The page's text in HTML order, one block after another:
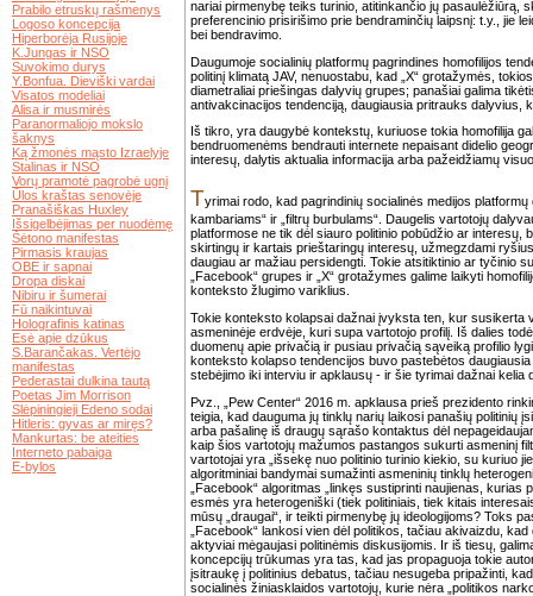
Prabilo etruskų rašmenys
Logoso koncepcija
Hiperborėja Rusijoje
K.Jungas ir NSO
Suvokimo durys
Y.Bonfua. Dieviški vardai
Visatos modeliai
Alisa ir musmirės
Paranormaliojo mokslo
šaknys
Ką žmonės mąsto Izraelyje
Stalinas ir NSO
Vorų pramotė pagrobė ugnį
Ūlos kraštas senovėje
Pranašiškas Huxley
Išsigelbėjimas per nuodėmę
Šėtono manifestas
Pirmasis kraujas
OBE ir sapnai
Dropa diskai
Nibiru ir šumerai
Fū naikintuvai
Holografinis katinas
Esė apie dzūkus
S.Barančakas. Vertėjo
manifestas
Pederastai dulkina tautą
Poetas Jim Morrison
Slėpiningieji Edeno sodai
Hitleris: gyvas ar miręs?
Mankurtas: be ateities
Interneto pabaiga
E-bylos
nariai pirmenybę teiks turinio, atitinkančio jų pasaulėžiūrą,
preferencinio prisirišimo prie bendraminčių laipsnį: t.y., jie
bei bendravimo.
Daugumoje socialinių platformų pagrindines homofilijos
politinį klimatą JAV, nenuostabu, kad „X“ grotažymės,
diametraliai priešingas dalyvių grupes; panašiai galima
antivakcinacijos tendenciją, daugiausia pritrauks dalyvius,
Iš tikro, yra daugybė kontekstų, kuriuose tokia homofilija
bendruomenėms bendrauti internete nepaisant didelio
interesų, dalytis aktualia informacija arba pažeidžiamų
Tyrimai rodo, kad pagrindinių socialinės medijos
kambariams“ ir „filtrų burbulams“. Daugelis vartotojų
platformose ne tik dėl siauro politinio pobūdžio ar interesų,
skirtingų ir kartais prieštaringų interesų, užmegzdami
daugiau ar mažiau persidengti. Tokie atsitiktinio ar tyčinio
„Facebook“ grupes ir „X“ grotažymes galime laikyti
konteksto žlugimo variklius.
Tokie konteksto kolapsai dažnai įvyksta ten, kur susikerta
asmeninėje erdvėje, kuri supa vartotojo profilį. Iš dalies
duomenų apie privačią ir pusiau privačią sąveiką profilio
konteksto kolapso tendencijos buvo pastebėtos
stebėjimo iki interviu ir apklausų - ir šie tyrimai dažnai kelia
Pvz., „Pew Center“ 2016 m. apklausa prieš prezidento
teigia, kad dauguma jų tinklų narių laikosi panašių politinių
arba pašalinę iš draugų sąrašo kontaktus dėl
kaip šios vartotojų mažumos pastangos sukurti asmeninį
vartotojai yra „išsekę nuo politinio turinio kiekio, su kuriuo
algoritminiai bandymai sumažinti asmeninių tinklų
„Facebook“ algoritmas „linkęs sustiprinti naujienas, kurias
esmės yra heterogeniški (tiek politiniais, tiek kitais
mūsų „draugai“, ir teikti pirmenybę jų ideologijoms? Toks
„Facebook“ lankosi vien dėl politikos, tačiau akivaizdu,
aktyviai mėgaujasi politinėmis diskusijomis. Ir iš tiesų,
koncepcijų trūkumas yra tas, kad jas propaguoja tokie
įsitraukę į politinius debatus, tačiau nesugeba pripažinti,
socialinės žiniasklaidos vartotojų, kurie nėra „politikos